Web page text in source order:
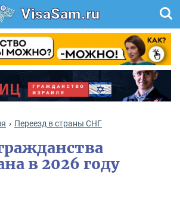
VisaSam.ru
Переезд в страны СНГ
в 2026 году